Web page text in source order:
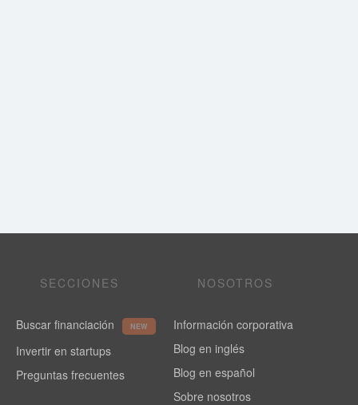
SECCIONES
Buscar financiación NEW
Invertir en startups
Preguntas frecuentes
NOSOTROS
Información corporativa
Blog en inglés
Blog en español
Sobre nosotros